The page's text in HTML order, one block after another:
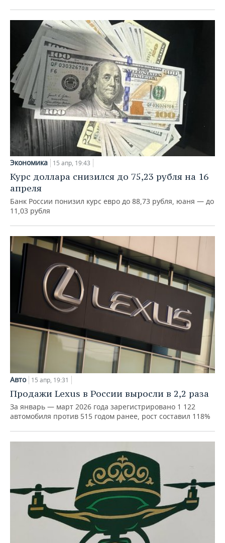
Экономика 15 апр, 19:43
Курс доллара снизился до 75,23 рубля на 16
апреля
Банк России понизил курс евро до 88,73 рубля, юаня — до
11,03 рубля
Авто 15 апр, 19:31
Продажи Lexus в России выросли в 2,2 раза
За январь — март 2026 года зарегистрировано 1 122
автомобиля против 515 годом ранее, рост составил 118%